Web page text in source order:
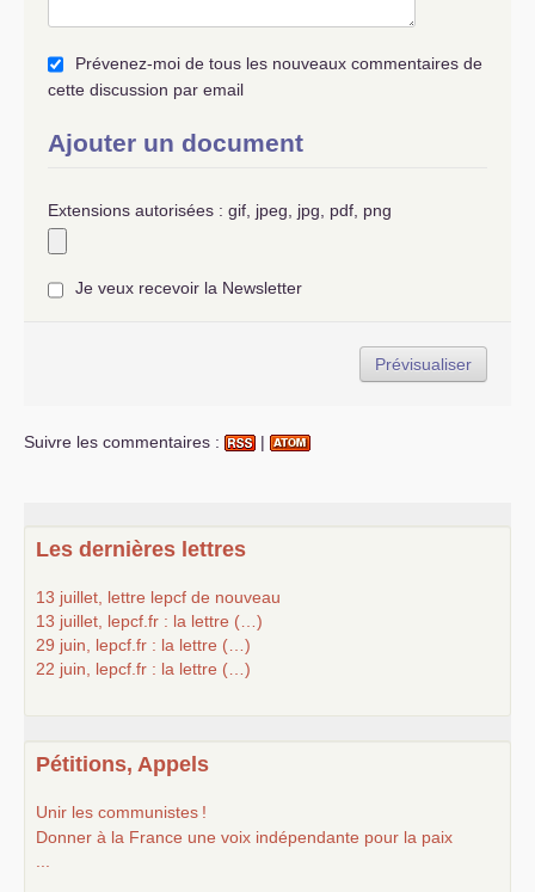
Macron : Heuheuheuheuheu….mais que va
hyperatlantiste?
Xi : Paix à son âme cher M. Macron.
Prévenez-moi de tous les nouveaux commentaires de
cette discussion par email
Ajouter un document
Extensions autorisées : gif, jpeg, jpg, pdf, png
Je veux recevoir la Newsletter
Suivre les commentaires : |
Les dernières lettres
13 juillet, lettre lepcf de nouveau
13 juillet, lepcf.fr : la lettre (…)
29 juin, lepcf.fr : la lettre (…)
22 juin, lepcf.fr : la lettre (…)
Pétitions, Appels
Unir les communistes !
Donner à la France une voix indépendante pour la paix